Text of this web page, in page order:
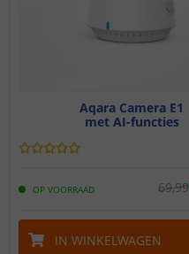
Aqara Camera E1
met AI-functies
OP VOORRAAD 69,99
IN WINKELWAGEN